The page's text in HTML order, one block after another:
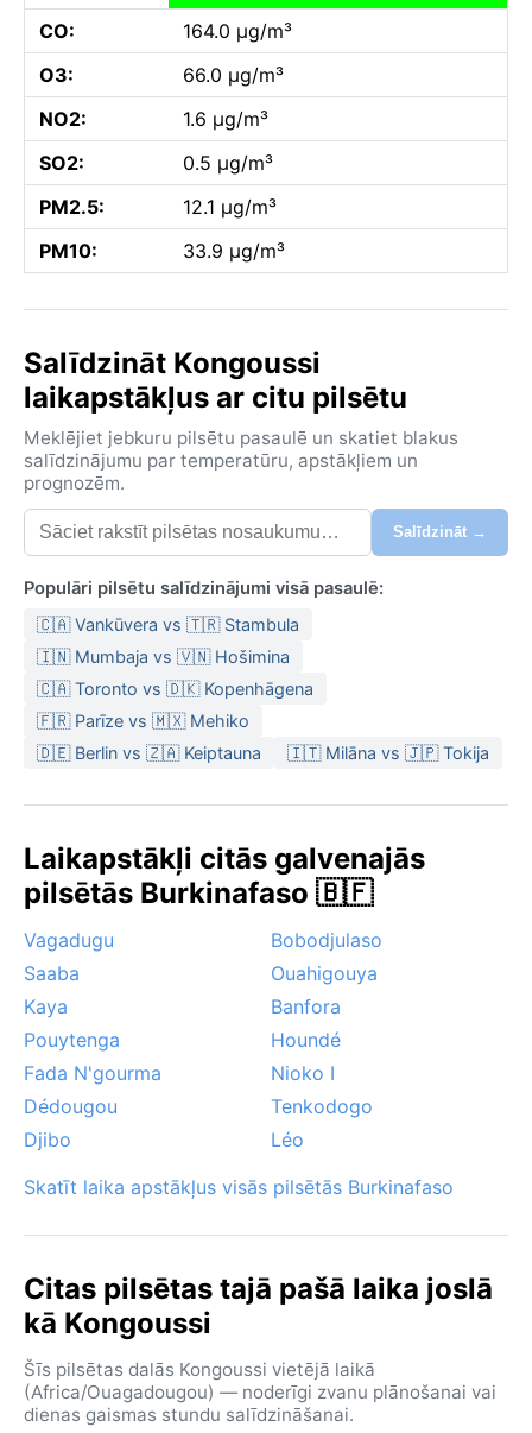
CO:
164.0 µg/m³
O3:
66.0 µg/m³
NO2:
1.6 µg/m³
SO2:
0.5 µg/m³
PM2.5:
12.1 µg/m³
PM10:
33.9 µg/m³
Salīdzināt Kongoussi
laikapstākļus ar citu pilsētu
Meklējiet jebkuru pilsētu pasaulē un skatiet blakus
salīdzinājumu par temperatūru, apstākļiem un
prognozēm.
Salīdzināt →
Populāri pilsētu salīdzinājumi visā pasaulē:
🇨🇦 Vankūvera vs 🇹🇷 Stambula
🇮🇳 Mumbaja vs 🇻🇳 Hošimina
🇨🇦 Toronto vs 🇩🇰 Kopenhāgena
🇫🇷 Parīze vs 🇲🇽 Mehiko
🇩🇪 Berlin vs 🇿🇦 Keiptauna
🇮🇹 Milāna vs 🇯🇵 Tokija
Laikapstākļi citās galvenajās
pilsētās Burkinafaso 🇧🇫
Vagadugu
Bobodjulaso
Saaba
Ouahigouya
Kaya
Banfora
Pouytenga
Houndé
Fada N'gourma
Nioko I
Dédougou
Tenkodogo
Djibo
Léo
Skatīt laika apstākļus visās pilsētās Burkinafaso
Citas pilsētas tajā pašā laika joslā
kā Kongoussi
Šīs pilsētas dalās Kongoussi vietējā laikā
(Africa/Ouagadougou) — noderīgi zvanu plānošanai vai
dienas gaismas stundu salīdzināšanai.